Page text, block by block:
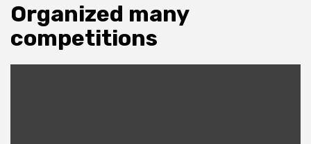
Organized many
competitions